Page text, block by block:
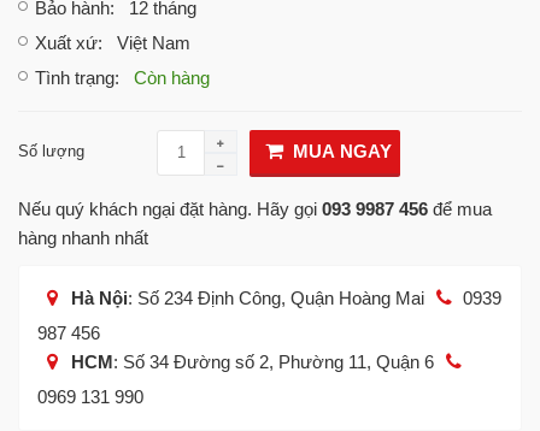
Bảo hành: 12 tháng
Xuất xứ: Việt Nam
Tình trạng: Còn hàng
Số lượng MUA NGAY
Nếu quý khách ngại đặt hàng. Hãy gọi 093 9987 456 để mua
hàng nhanh nhất
Hà Nội: Số 234 Định Công, Quận Hoàng Mai
0939
987 456
HCM: Số 34 Đường số 2, Phường 11, Quận 6
0969 131 990